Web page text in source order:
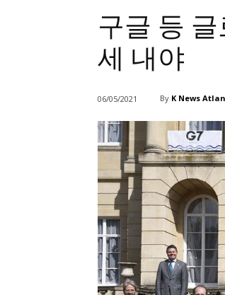
구글 등
세 내야
06/05/2021 By K News